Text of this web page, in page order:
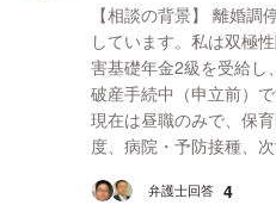
【相談の背景】 離婚調
しています。私は双極
害基礎年金2級を受給し
破産手続中（申立前）
現在は昼職のみで、保
度、病院・予防接種、
す。夫は...弁護士回答 4